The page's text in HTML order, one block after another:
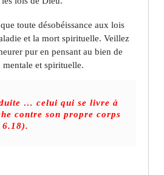
toute désobéissance aux lois
et la mort spirituelle. Veillez
pur en pensant au bien de
et spirituelle.
… celui qui se livre à
contre son propre corps